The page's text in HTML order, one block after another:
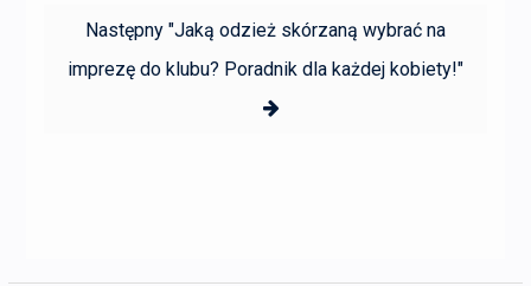
Następny Następny:
"Jaką odzież skórzaną wybrać na
imprezę do klubu? Poradnik dla każdej kobiety!"